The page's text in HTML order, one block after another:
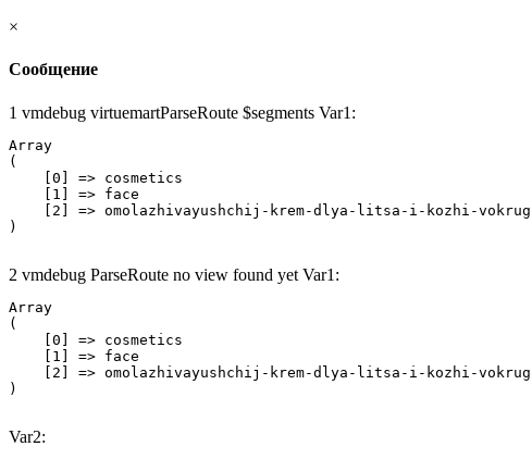
×
Сообщение
1 vmdebug virtuemartParseRoute $segments Var1:
Array
(
    [0] => cosmetics
    [1] => face
[2] => omolazhivayushchij-krem-dlya-litsa-i-kozhi-
2 vmdebug ParseRoute no view found yet Var1:
Array
(
    [0] => cosmetics
    [1] => face
[2] => omolazhivayushchij-krem-dlya-litsa-i-kozhi-
Var2: